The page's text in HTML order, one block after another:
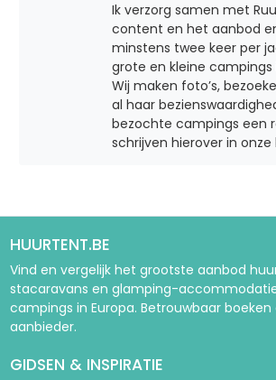
Ik verzorg samen met
content en het aanbod
minstens twee keer per
grote en kleine campings
Wij maken foto’s,
al haar
bezochte campings een
schrijven hierover in onze
HUURTENT.BE
Vind en vergelijk het grootste aanbod
stacaravans en glamping-
campings in Europa. Betrouwbaar
aanbieder.
GIDSEN & INSPIRATIE